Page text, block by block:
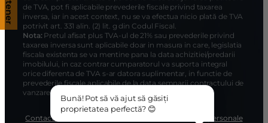
de TVA, pot fi aplicabile prevederile fiscale privind taxarea
inversa, iar in acest context, nu se va efectua nicio plată de TVA
potrivit art. 331 alin. (2) lit. g din Codul Fiscal.
Nota: Pretul afisat plus TVA-ul de 21% sau prevederile privind
taxarea inversa sunt aplicabile doar in masura in care, legislatia
fiscala existenta se va mentine pana la data achizitiei/predarii
imobilului, in caz contrar cumparatorul va suporta integral
orice diferenta de TVA s-ar datora suplimentar, in functie de
prevederile fiscale aplicabile de la data semnarii contractului de
vanzare – cumparare si a livrarii bunului.
Contacteaza-ne
Protectia datelor personale
Bună! Pot să vă ajut să găsiți
proprietatea perfectă? 😊